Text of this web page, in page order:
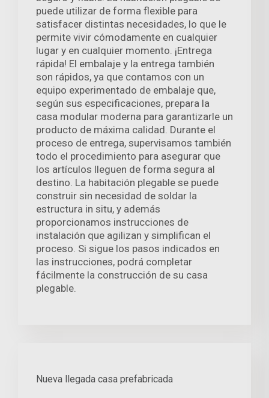
puede utilizar de forma flexible para
satisfacer distintas necesidades, lo que le
permite vivir cómodamente en cualquier
lugar y en cualquier momento. ¡Entrega
rápida! El embalaje y la entrega también
son rápidos, ya que contamos con un
equipo experimentado de embalaje que,
según sus especificaciones, prepara la
casa modular moderna para garantizarle un
producto de máxima calidad. Durante el
proceso de entrega, supervisamos también
todo el procedimiento para asegurar que
los artículos lleguen de forma segura al
destino. La habitación plegable se puede
construir sin necesidad de soldar la
estructura in situ, y además
proporcionamos instrucciones de
instalación que agilizan y simplifican el
proceso. Si sigue los pasos indicados en
las instrucciones, podrá completar
fácilmente la construcción de su casa
plegable.
Nueva llegada casa prefabricada